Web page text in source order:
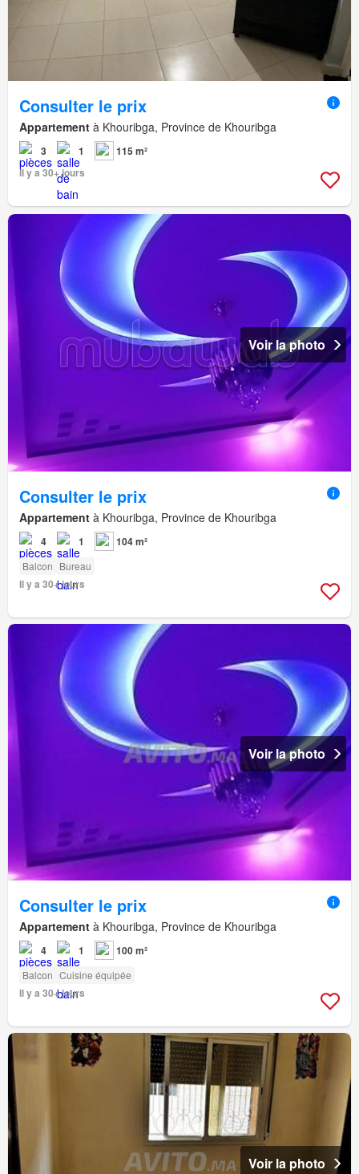
Consulter le prix
Appartement à Khouribga, Province de Khouribga
3 1
115 m²
Il y a 30+ jours
Voir la photo
Consulter le prix
Appartement à Khouribga, Province de Khouribga
4 1 104 m²
Balcon Bureau
Il y a 30+ jours
Voir la photo
Consulter le prix
Appartement à Khouribga, Province de Khouribga
4 1 100 m²
Balcon Cuisine équipée
Il y a 30+ jours
Voir la photo